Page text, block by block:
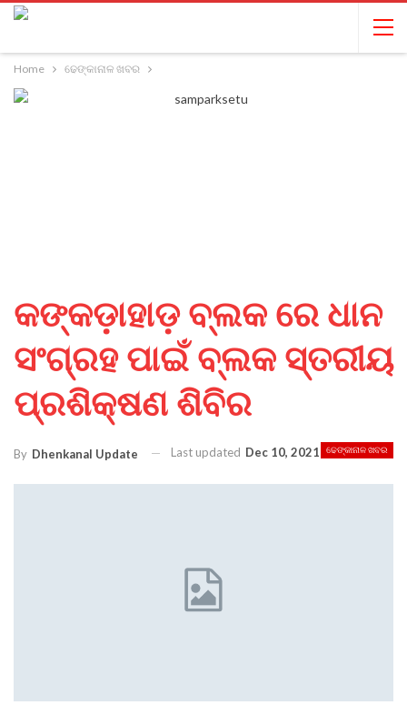
Home ଢେଙ୍କାନାଳ ଖବର
କଙ୍କଡ଼ାହାଡ଼ ବ୍ଲକ ରେ ଧାନ
ସଂଗ୍ରହ ପାଇଁ ବ୍ଲକ ସ୍ତରୀୟ
ପ୍ରଶିକ୍ଷଣ ଶିବିର
ଢେଙ୍କାନାଳ ଖବର
By Dhenkanal Update Last updated Dec 10, 2021